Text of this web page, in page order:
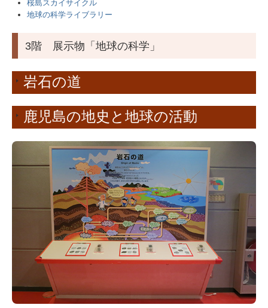
桜島スカイサイクル
地球の科学ライブラリー
3階 展示物「地球の科学」
岩石の道
鹿児島の地史と地球の活動